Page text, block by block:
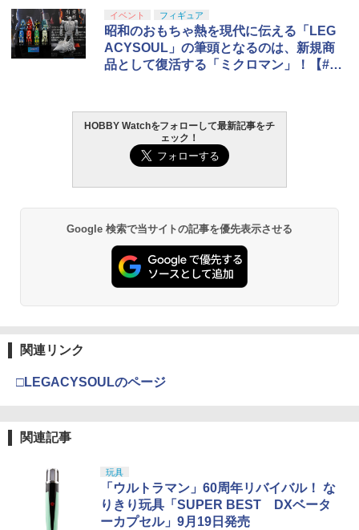
イベント フィギュア
昭和のおもちゃ熱を現代に伝える「LEG
ACYSOUL」の筆頭となるのは、新規商
品として復活する「ミクロマン」！【#静
HOBBY Watchをフォローして最新記事をチ
ェック！
Google 検索で当サイトの記事を優先表示させる
関連リンク
□LEGACYSOULのページ
関連記事
玩具
「ウルトラマン」60周年リバイバル！ な
りきり玩具「SUPER BEST DXベータ
ーカプセル」9月19日発売